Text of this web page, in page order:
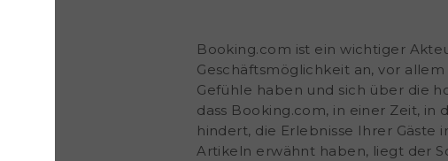
buchen, zu schützen, wird eine vorläufige E-Mail-Adresse
„@guest.booking.com“ erstellt. Leider hat man als
Möglichkeit direkt mit dem Gast zu kommunizieren.
Booking.com ist ein wichtiger
Geschäftsmöglichkeit an, vor
Gefühle haben und sich über die
dass Booking.com, in einer Zeit, in
hindert, die Erlebnisse Ihrer
Artikeln erwähnt haben, liegt der